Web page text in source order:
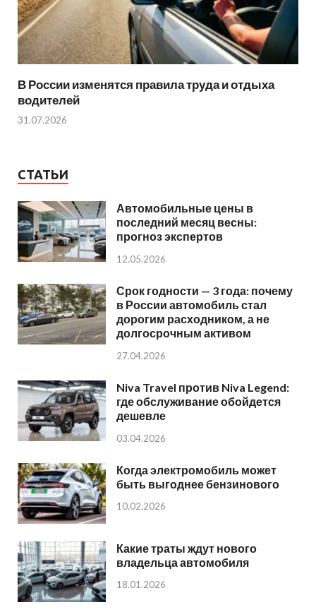
В России изменятся правила труда и отдыха
водителей
31.07.2026
СТАТЬИ
Автомобильные цены в
последний месяц весны:
прогноз экспертов
12.05.2026
Срок годности — 3 года: почему
в России автомобиль стал
дорогим расходником, а не
долгосрочным активом
27.04.2026
Niva Travel против Niva Legend:
где обслуживание обойдется
дешевле
03.04.2026
Когда электромобиль может
быть выгоднее бензинового
10.02.2026
Какие траты ждут нового
владельца автомобиля
18.01.2026